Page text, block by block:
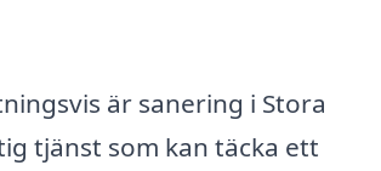
är sanering i Stora
tjänst som kan täcka ett